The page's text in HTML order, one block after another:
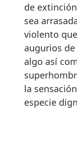
de
sea
violento
augurios
algo así
la
especie